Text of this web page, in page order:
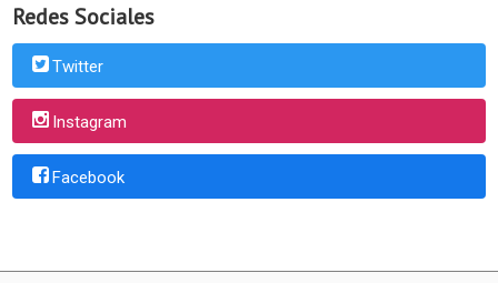
Redes Sociales
Twitter
Instagram
Facebook